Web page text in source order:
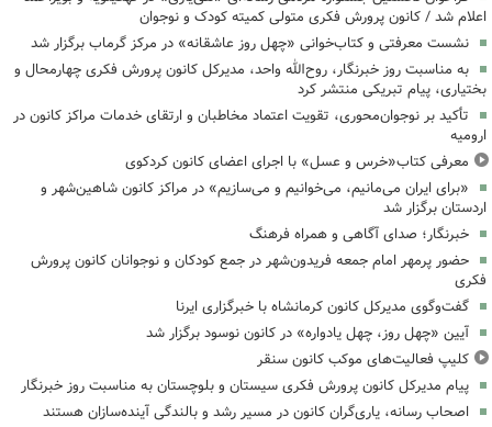
اعلام شد / کانون پرورش فکری متولی کمیته کودک و نوجوان
نشست معرفتی و کتاب‌خوانی «چهل روز عاشقانه» در مرکز گرماب برگزار شد
به مناسبت روز خبرنگار، روح‌الله واحد، مدیرکل کانون پرورش فکری چهارمحال و
بختیاری، پیام تبریکی منتشر کرد
تأکید بر نوجوان‌محوری، تقویت اعتماد مخاطبان و ارتقای خدمات مراکز کانون در
ارومیه
معرفی کتاب«خرس و عسل» با اجرای اعضای کانون کردکوی
«برای ایران می‌مانیم، می‌خوانیم و می‌سازیم» در مراکز کانون شاهین‌شهر و
اردستان برگزار شد
خبرنگار؛ صدای آگاهی و همراه فرهنگ
حضور پرمهر امام جمعه فریدون‌شهر در جمع کودکان و نوجوانان کانون پرورش
فکری
گفت‌وگوی مدیرکل کانون کرمانشاه با خبرگزاری ایرنا
آیین «چهل روز، چهل یادواره» در کانون نوسود برگزار شد
کلیپ فعالیت‌های موکب کانون سنقر
پیام مدیرکل کانون پرورش فکری سیستان و بلوچستان به مناسبت روز خبرنگار
اصحاب رسانه، یاری‌گران کانون در مسیر رشد و بالندگی آینده‌سازان هستند